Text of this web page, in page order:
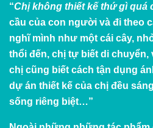
“Chị không thiết kế thứ gì quá
cầu của con người và đi theo
nghĩ mình như một cái cây,
thổi đến, chị tự biết di chuyển,
chị cũng biết cách tận dụng
dự án thiết kế của chị đều
sống riêng biệt…”